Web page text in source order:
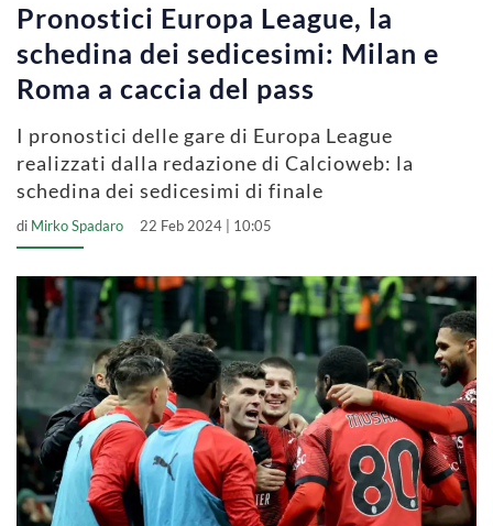
Pronostici Europa League, la
schedina dei sedicesimi: Milan e
Roma a caccia del pass
I pronostici delle gare di Europa League
realizzati dalla redazione di Calcioweb: la
schedina dei sedicesimi di finale
di Mirko Spadaro 22 Feb 2024 | 10:05